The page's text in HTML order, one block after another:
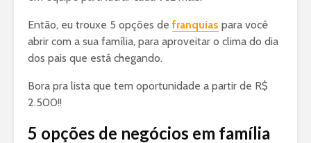
Então, eu trouxe 5 opções de franquias para você
abrir com a sua família, para aproveitar o clima do dia
dos pais que está chegando.
Bora pra lista que tem oportunidade a partir de R$
2.500!!
5 opções de negócios em família